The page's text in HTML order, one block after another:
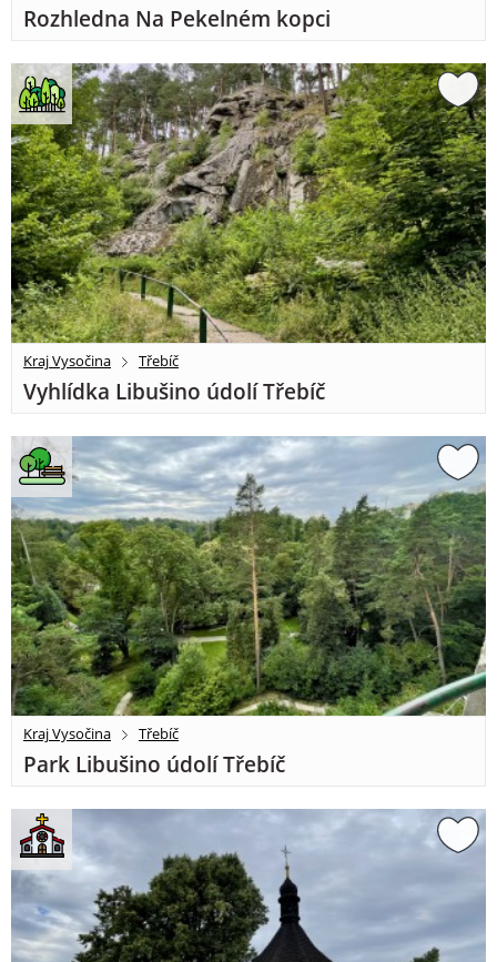
Rozhledna Na Pekelném kopci
Kraj Vysočina Třebíč
Vyhlídka Libušino údolí Třebíč
Kraj Vysočina Třebíč
Park Libušino údolí Třebíč